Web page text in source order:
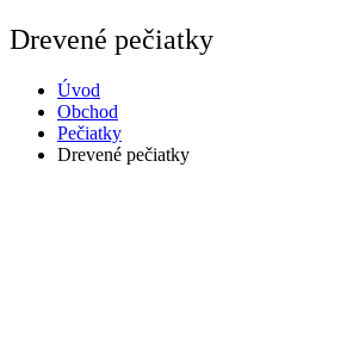
Drevené pečiatky
Úvod
Obchod
Pečiatky
Drevené pečiatky